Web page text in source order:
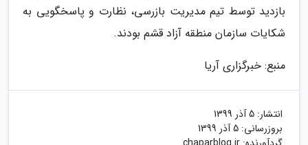
بازدید توسط تیم مدیریت بازرسی، نظارت و پاسخگویی به
شکایات سازمان منطقه آزاد قشم بودند.
منبع: خبرگزاری آریا
انتشار: 5 آذر 1399
بروزرسانی: 5 آذر 1399